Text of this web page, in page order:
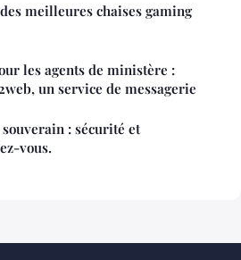
meilleures chaises gaming
les agents de ministère :
un service de messagerie
: sécurité et
vous.